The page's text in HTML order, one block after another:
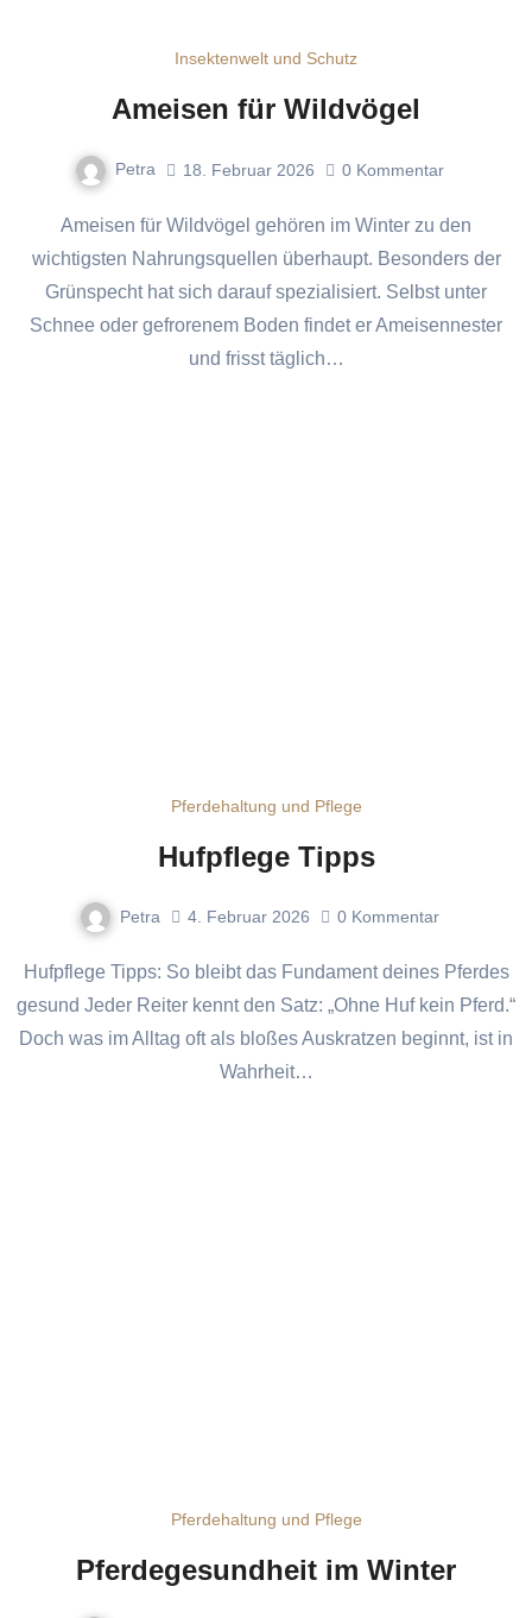
Insektenwelt und Schutz
Ameisen für Wildvögel
Petra 18. Februar 2026 0 Kommentar
Ameisen für Wildvögel gehören im Winter zu den
wichtigsten Nahrungsquellen überhaupt. Besonders der
Grünspecht hat sich darauf spezialisiert. Selbst unter
Schnee oder gefrorenem Boden findet er Ameisennester
und frisst täglich…
Pferdehaltung und Pflege
Hufpflege Tipps
Petra 4. Februar 2026 0 Kommentar
Hufpflege Tipps: So bleibt das Fundament deines Pferdes
gesund Jeder Reiter kennt den Satz: „Ohne Huf kein Pferd.“
Doch was im Alltag oft als bloßes Auskratzen beginnt, ist in
Wahrheit…
Pferdehaltung und Pflege
Pferdegesundheit im Winter